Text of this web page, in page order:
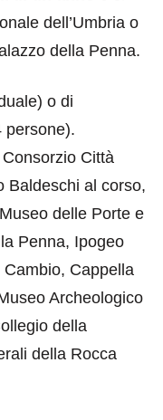
dell’Umbria o
della Penna.
o di
persone).
Città
Baldeschi al corso,
delle Porte e
Penna, Ipogeo
Cappella
Archeologico
della
della Rocca